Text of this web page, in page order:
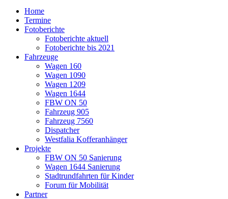
Home
Termine
Fotoberichte
Fotoberichte aktuell
Fotoberichte bis 2021
Fahrzeuge
Wagen 160
Wagen 1090
Wagen 1209
Wagen 1644
FBW ON 50
Fahrzeug 905
Fahrzeug 7560
Dispatcher
Westfalia Kofferanhänger
Projekte
FBW ON 50 Sanierung
Wagen 1644 Sanierung
Stadtrundfahrten für Kinder
Forum für Mobilität
Partner